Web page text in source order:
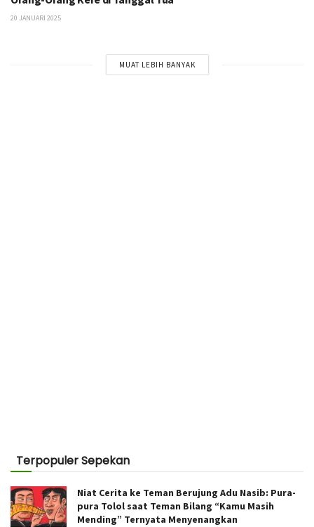
20 JANUARI 2025
MUAT LEBIH BANYAK
Terpopuler Sepekan
Niat Cerita ke Teman Berujung Adu Nasib: Pura-
pura Tolol saat Teman Bilang “Kamu Masih
Mending” Ternyata Menyenangkan